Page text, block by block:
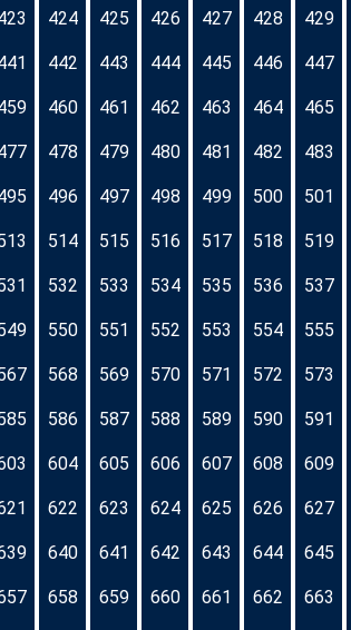
424 425 426 427 428 429
442 443 444 445 446 447
460 461 462 463 464 465
478 479 480 481 482 483
496 497 498 499 500 501
514 515 516 517 518 519
532 533 534 535 536 537
550 551 552 553 554 555
568 569 570 571 572 573
586 587 588 589 590 591
604 605 606 607 608 609
622 623 624 625 626 627
640 641 642 643 644 645
658 659 660 661 662 663